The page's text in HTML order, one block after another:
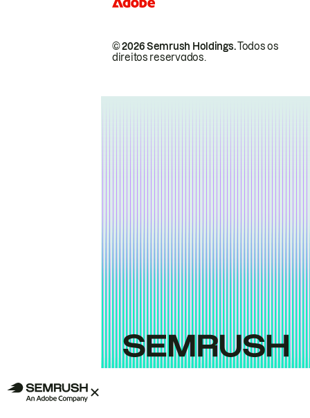
© 2026 Semrush Holdings.Todos os
direitos reservados.